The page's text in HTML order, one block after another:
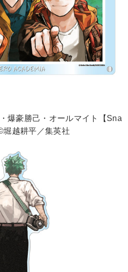
爆豪勝己・オールマイト【Sna
越耕平／集英社